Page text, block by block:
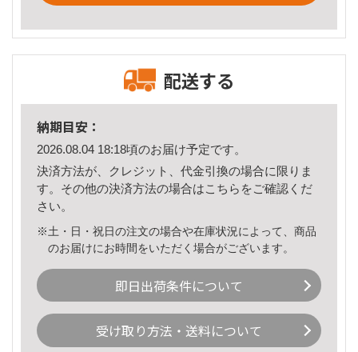
配送する
納期目安：
2026.08.04 18:18頃のお届け予定です。
決済方法が、クレジット、代金引換の場合に限りま
す。その他の決済方法の場合はこちら をご確認くだ
さい。
※土・日・祝日の注文の場合や在庫状況によって、商品
のお届けにお時間をいただく場合がございます。
即日出荷条件について
受け取り方法・送料について